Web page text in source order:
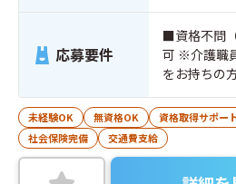
応募要件
■資格不問
可 ※介護職
をお持ちの
未経験OK 無資格OK 資格取得サポー
社会保険完備
交通費支給